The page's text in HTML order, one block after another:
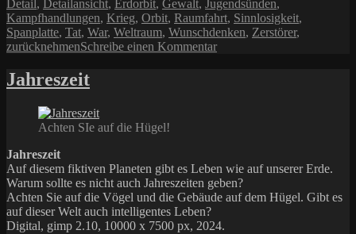
Detail , Detailansicht, Erdorbit, Gewalt, Jugendsünden,
Kampfhandlungen, Krieg, Orbit, Raumfahrt, Sinnlosigkeit,
Spanplatte, Tat, War, Weltraum, Wunschdenken, Zerstörer,
zurücknehmenSchreibe einen Kommentarzu
Desolators
Jahreszeit
Achten SIe auf die Hügel!
Jahreszeit
Auf diesem fiktiven Planeten gibt es Leben wie auf unserer Erde.
Warum sollte es nicht auch Jahreszeiten geben?
Achten Sie auf die Vögel und die Gebäude auf dem Hügel. Gibt es
auf dieser Welt auch intelligentes Leben?
Digital, gimp 2.10, 10000 x 7500 px, 2024.